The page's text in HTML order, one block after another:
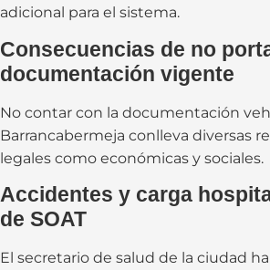
adicional para el sistema.
Consecuencias de no
documentación vigente
No contar con la documentación
Barrancabermeja conlleva diversas
legales como económicas y sociales.
Accidentes y carga
de SOAT
El secretario de salud de la ciudad